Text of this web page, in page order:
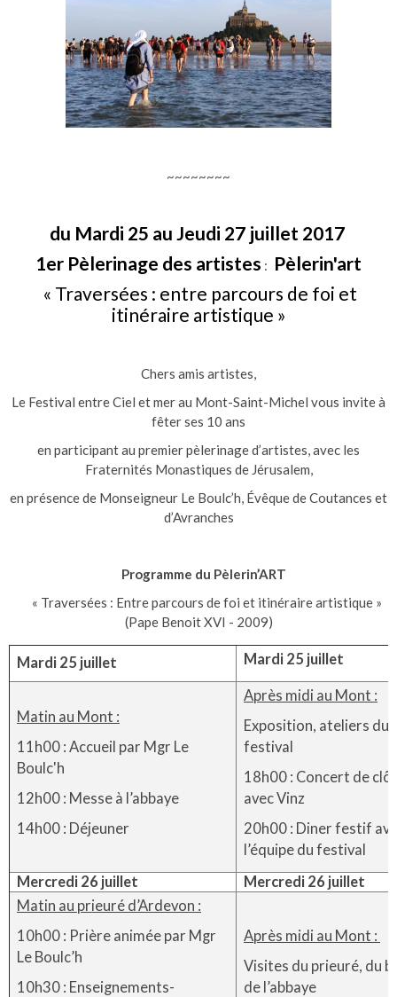
~~~~~~~~
du Mardi 25 au Jeudi 27 juillet 2017
1er Pèlerinage des artistes : Pèlerin'art
« Traversées : entre parcours de foi et
itinéraire artistique »
Chers amis artistes,
Le Festival entre Ciel et mer au Mont-Saint-Michel vous invite à
fêter ses 10 ans
en participant au premier pèlerinage d’artistes, avec les
Fraternités Monastiques de Jérusalem,
en présence de Monseigneur Le Boulc’h, Évêque de Coutances et
d’Avranches
Programme du Pèlerin’ART
« Traversées : Entre parcours de foi et itinéraire artistique »
(Pape Benoit XVI - 2009)
Mardi 25 juillet Mardi 25 juillet
Matin au Mont :
11h00 : Accueil par Mgr Le
Boulc'h
12h00 : Messe à l’abbaye
14h00 : Déjeuner
Après midi au Mont :
Exposition, ateliers du
festival
18h00 : Concert de
avec Vinz
20h00 : Diner festif
l’équipe du festival
Mercredi 26 juillet
Mercredi 26 juillet
Matin au prieuré d’Ardevon :
10h00 : Prière animée par Mgr
Le Boulc’h
10h30 : Enseignements-
Après midi au Mont :
Visites du prieuré, du
de l’abbaye